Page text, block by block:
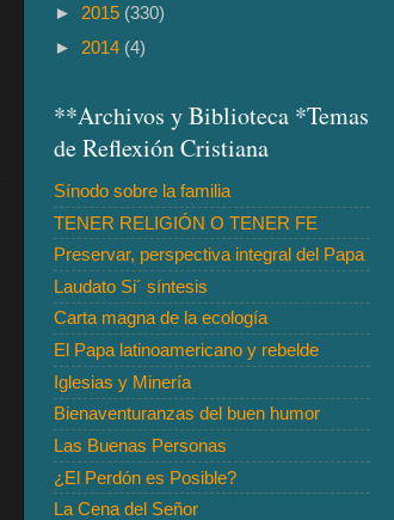
► 2015 (330)
► 2014 (4)
**Archivos y Biblioteca *Temas
de Reflexión Cristiana
Sínodo sobre la familia
TENER RELIGIÓN O TENER FE
Preservar, perspectiva integral del Papa
Laudato Si´ síntesis
Carta magna de la ecología
El Papa latinoamericano y rebelde
Iglesias y Minería
Bienaventuranzas del buen humor
Las Buenas Personas
¿El Perdón es Posible?
La Cena del Señor